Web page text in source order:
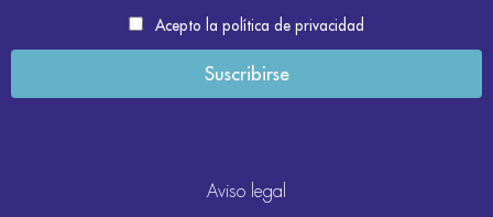
Acepto la política de privacidad
Aviso legal